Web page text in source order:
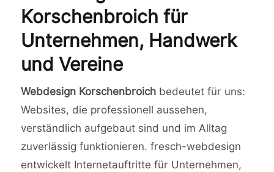
Korschenbroich für
Unternehmen, Handwerk
und Vereine
Webdesign Korschenbroichbedeutet für uns:
Websites, die professionell aussehen,
verständlich aufgebaut sind und im Alltag
zuverlässig funktionieren. fresch-webdesign
entwickelt Internetauftritte für Unternehmen,